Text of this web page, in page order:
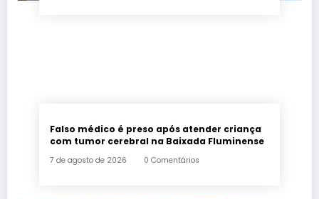
Falso médico é preso após atender criança
com tumor cerebral na Baixada Fluminense
7 de agosto de 2026 0 Comentários